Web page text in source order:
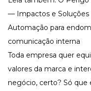
— Impactos e Soluções
Automação para
comunicação interna
Toda empresa quer
valores da marca e
negócio, certo? Só que